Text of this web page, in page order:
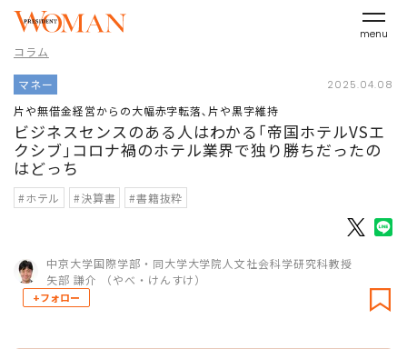
menu
コラム
マネー 2025.04.08
片や無借金経営からの大幅赤字転落､片や黒字維持
ビジネスセンスのある人はわかる｢帝国ホテルVSエ
クシブ｣コロナ禍のホテル業界で独り勝ちだったの
はどっち
#ホテル #決算書 #書籍抜粋
中京大学国際学部・同大学大学院人文社会科学研究科教授
矢部 謙介 （やべ・けんすけ）
+フォロー